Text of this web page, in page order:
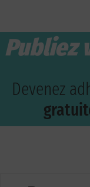
Publiez
Devenez